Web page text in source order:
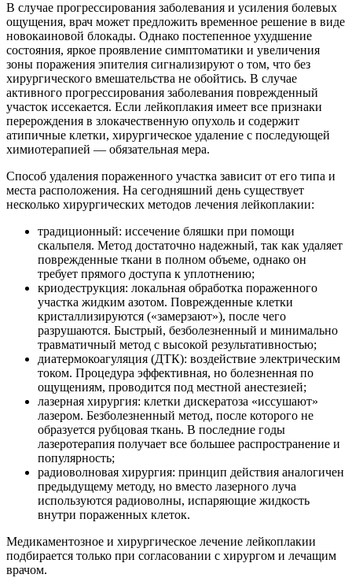
В случае прогрессирования заболевания и усиления болевых
ощущения, врач может предложить временное решение в виде
новокаиновой блокады. Однако постепенное ухудшение
состояния, яркое проявление симптоматики и увеличения
зоны поражения эпителия сигнализируют о том, что без
хирургического вмешательства не обойтись. В случае
активного прогрессирования заболевания поврежденный
участок иссекается. Если лейкоплакия имеет все признаки
перерождения в злокачественную опухоль и содержит
атипичные клетки, хирургическое удаление с последующей
химиотерапией — обязательная мера.
Способ удаления пораженного участка зависит от его типа и
места расположения. На сегодняшний день существует
несколько хирургических методов лечения лейкоплакии:
традиционный: иссечение бляшки при помощи
скальпеля. Метод достаточно надежный, так как удаляет
поврежденные ткани в полном объеме, однако он
требует прямого доступа к уплотнению;
криодеструкция: локальная обработка пораженного
участка жидким азотом. Поврежденные клетки
кристаллизируются («замерзают»), после чего
разрушаются. Быстрый, безболезненный и минимально
травматичный метод с высокой результативностью;
диатермокоагуляция (ДТК): воздействие электрическим
током. Процедура эффективная, но болезненная по
ощущениям, проводится под местной анестезией;
лазерная хирургия: клетки дискератоза «иссушают»
лазером. Безболезненный метод, после которого не
образуется рубцовая ткань. В последние годы
лазеротерапия получает все большее распространение и
популярность;
радиоволновая хирургия: принцип действия аналогичен
предыдущему методу, но вместо лазерного луча
используются радиоволны, испаряющие жидкость
внутри пораженных клеток.
Медикаментозное и хирургическое лечение лейкоплакии
подбирается только при согласовании с хирургом и лечащим
врачом.